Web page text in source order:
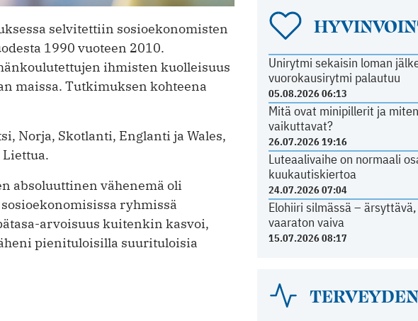
Unirytmi sekaisin loman
vuorokausirytmi palautuu
05.08.2026 06:13
Mitä ovat minipillerit ja
vaikuttavat?
26.07.2026 19:16
Luteaalivaihe on normaali
kuukautiskiertoa
24.07.2026 07:04
Elohiiri silmässä –
vaaraton vaiva
15.07.2026 08:17
selvitettiin sosioekonomisten
1990 vuoteen 2010.
ihmisten kuolleisuus
maissa. Tutkimuksen kohteena
Norja, Skotlanti, Englanti ja Wales,
Liettua.
absoluuttinen vähenemä oli
ryhmissä
arvoisuus kuitenkin kasvoi,
pienituloisilla suurituloisia